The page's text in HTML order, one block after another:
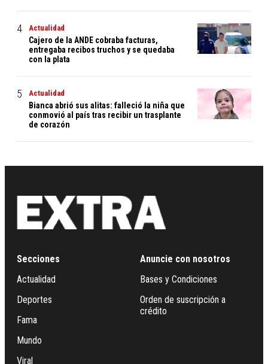
Actualidad
Cajero de la ANDE cobraba facturas,
entregaba recibos truchos y se quedaba
con la plata
Actualidad
Bianca abrió sus alitas: falleció la niña que
conmovió al país tras recibir un trasplante
de corazón
Secciones
Actualidad
Deportes
Fama
Mundo
Viral
Anuncie con nosotros
Bases y Condiciones
Orden de suscripción a
crédito